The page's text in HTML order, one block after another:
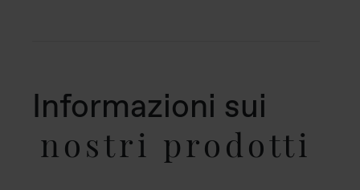
Informazioni sui
nostri prodotti